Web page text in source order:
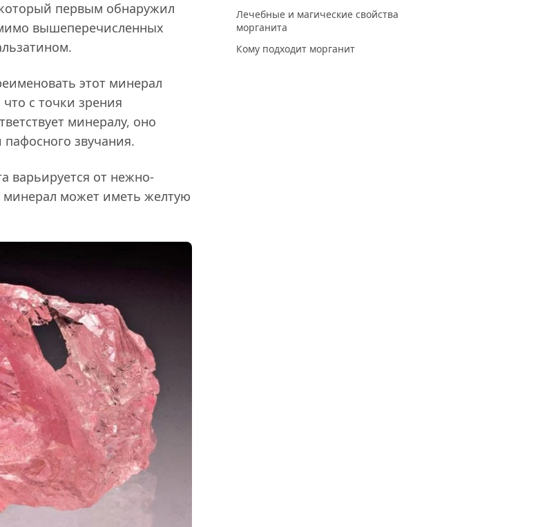
первым обнаружил
вышеперечисленных
этот минерал
с точки зрения
минералу, оно
звучания.
варьируется от нежно-
минерал может иметь желтую
Лечебные и магические свойства
морганита
Кому подходит морганит